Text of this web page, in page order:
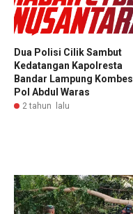
Dua Polisi Cilik Sambut
Kedatangan Kapolresta
Bandar Lampung Kombes
Pol Abdul Waras
2 tahun lalu